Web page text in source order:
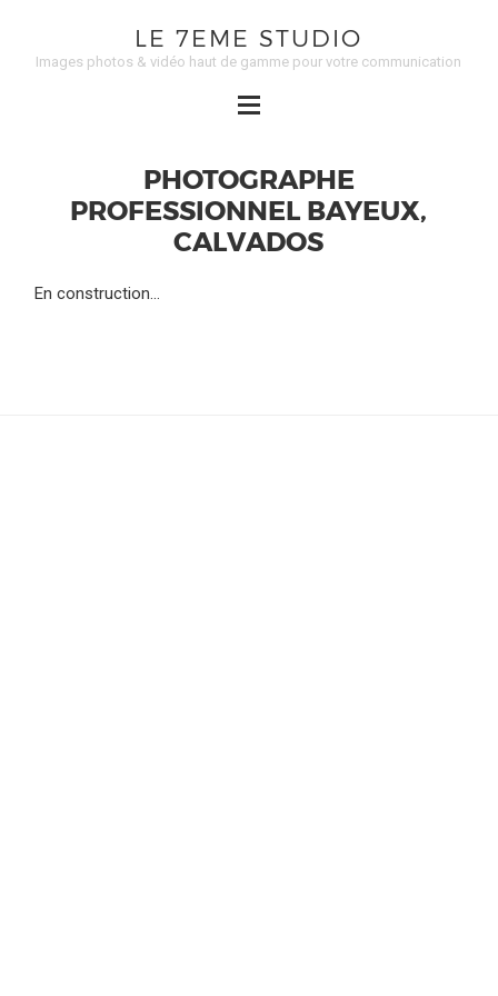
LE 7EME STUDIO
Images photos & vidéo haut de gamme pour votre communication
PHOTOGRAPHE
PROFESSIONNEL BAYEUX,
CALVADOS
En construction…